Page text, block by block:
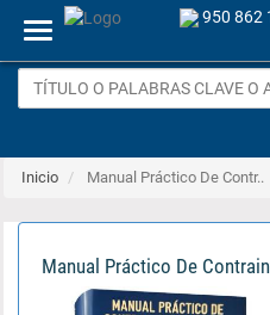
Menu
950 862
Inicio Manual Práctico De Contr..
Manual Práctico De